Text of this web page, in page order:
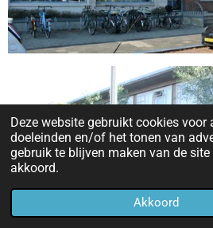
Deze website gebruikt cookies voor
doeleinden en/of het tonen van
gebruik te blijven maken van de
akkoord.
Akkoord